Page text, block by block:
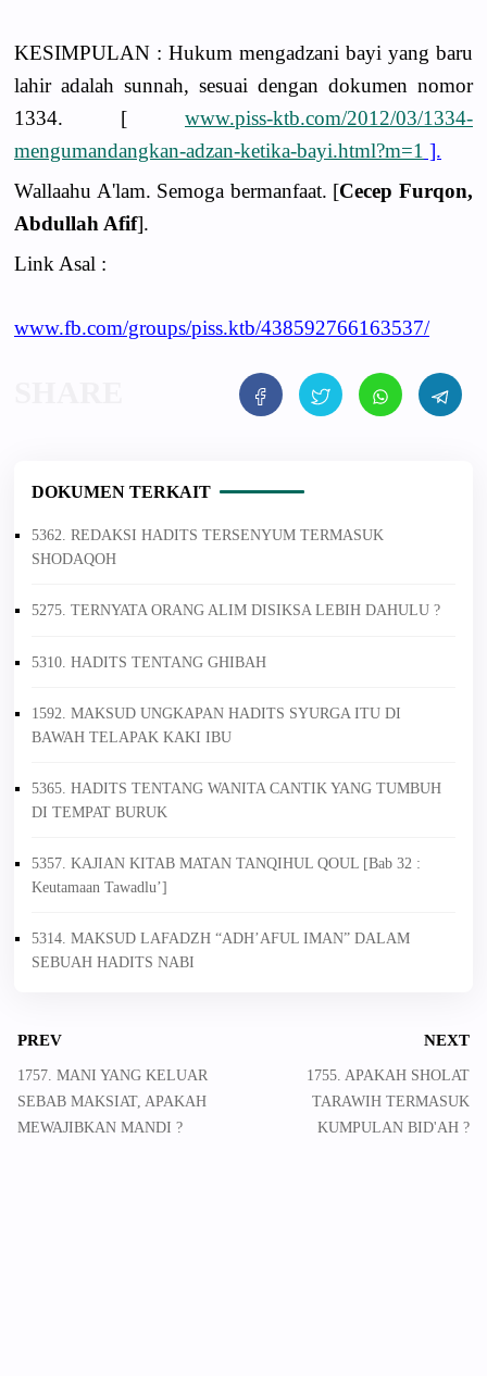
KESIMPULAN : Hukum mengadzani bayi yang baru
lahir adalah sunnah, sesuai dengan dokumen nomor
1334. [ www.piss-ktb.com/2012/03/1334-
mengumandangkan-adzan-ketika-bayi.html?m=1 ].
Wallaahu A'lam. Semoga bermanfaat. [Cecep Furqon,
Abdullah Afif].
Link Asal :
www.fb.com/groups/piss.ktb/438592766163537/
DOKUMEN TERKAIT
5362. REDAKSI HADITS TERSENYUM TERMASUK
SHODAQOH
5275. TERNYATA ORANG ALIM DISIKSA LEBIH DAHULU ?
5310. HADITS TENTANG GHIBAH
1592. MAKSUD UNGKAPAN HADITS SYURGA ITU DI
BAWAH TELAPAK KAKI IBU
5365. HADITS TENTANG WANITA CANTIK YANG TUMBUH
DI TEMPAT BURUK
5357. KAJIAN KITAB MATAN TANQIHUL QOUL [Bab 32 :
Keutamaan Tawadlu’]
5314. MAKSUD LAFADZH “ADH’AFUL IMAN” DALAM
SEBUAH HADITS NABI
PREV
1757. MANI YANG KELUAR
SEBAB MAKSIAT, APAKAH
MEWAJIBKAN MANDI ?
NEXT
1755. APAKAH SHOLAT
TARAWIH TERMASUK
KUMPULAN BID'AH ?